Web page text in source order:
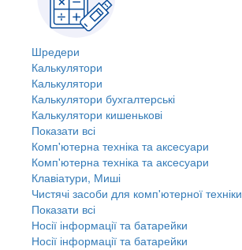
Шредери
Калькулятори
Калькулятори
Калькулятори бухгалтерські
Калькулятори кишенькові
Показати всі
Комп'ютерна техніка та аксесуари
Комп'ютерна техніка та аксесуари
Клавіатури, Миші
Чистячі засоби для комп'ютерної техніки
Показати всі
Носії інформації та батарейки
Носії інформації та батарейки